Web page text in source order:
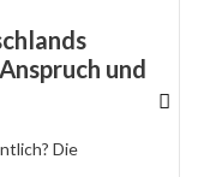
und
Die